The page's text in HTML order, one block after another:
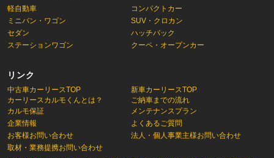
軽自動車
コンパクトカー
ミニバン・ワゴン
SUV・クロカン
セダン
ハッチバック
ステーションワゴン
クーペ・オープンカー
リンク
中古車カーリースTOP
カーリースカルモくんとは？
新車カーリースTOP
ご納車までの流れ
カルモ保証
企業情報
お客様お問い合わせ
取材・業務提携お問い合わせ
メンテナンスプラン
よくあるご質問
法人・個人事業主様お問い合わせ